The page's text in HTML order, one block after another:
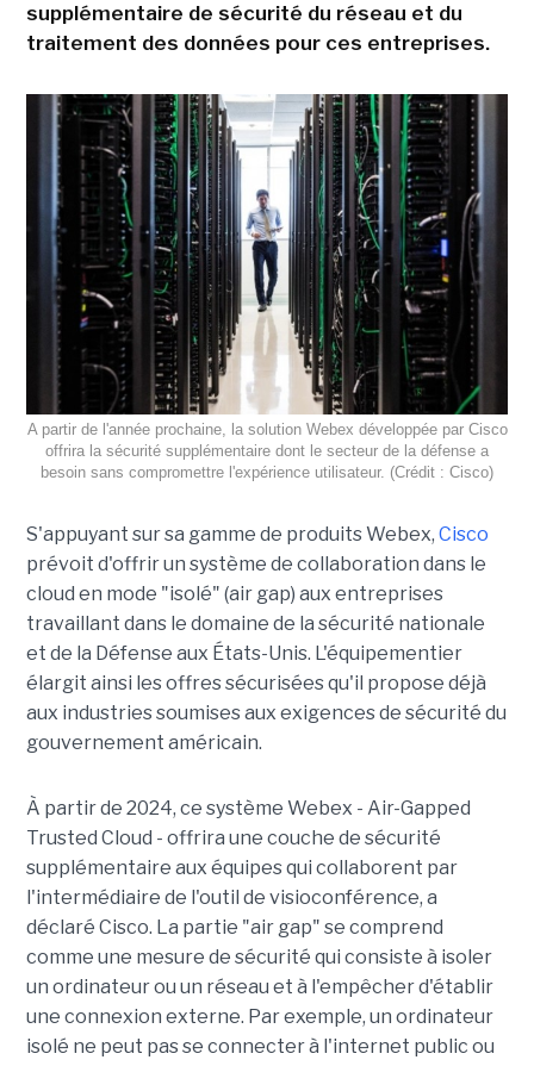
supplémentaire de sécurité du réseau et du
traitement des données pour ces entreprises.
A partir de l'année prochaine, la solution Webex développée par Cisco
offrira la sécurité supplémentaire dont le secteur de la défense a
besoin sans compromettre l'expérience utilisateur. (Crédit : Cisco)
S'appuyant sur sa gamme de produits Webex, Cisco
prévoit d'offrir un système de collaboration dans le
cloud en mode "isolé" (air gap) aux entreprises
travaillant dans le domaine de la sécurité nationale
et de la Défense aux États-Unis. L'équipementier
élargit ainsi les offres sécurisées qu'il propose déjà
aux industries soumises aux exigences de sécurité du
gouvernement américain.
À partir de 2024, ce système Webex - Air-Gapped
Trusted Cloud - offrira une couche de sécurité
supplémentaire aux équipes qui collaborent par
l'intermédiaire de l'outil de visioconférence, a
déclaré Cisco. La partie "air gap" se comprend
comme une mesure de sécurité qui consiste à isoler
un ordinateur ou un réseau et à l'empêcher d'établir
une connexion externe. Par exemple, un ordinateur
isolé ne peut pas se connecter à l'internet public ou